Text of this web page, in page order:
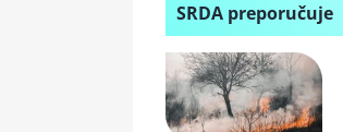
SRDA preporučuje